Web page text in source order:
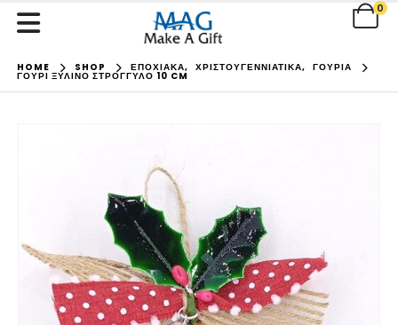
0
HOME SHOP ΕΠΟΧΙΑΚΑ, ΧΡΙΣΤΟΥΓΕΝΝΙΑΤΙΚΑ, ΓΟΥΡΙΑ
ΓΟΎΡΙ ΞΎΛΙΝΟ ΣΤΡΌΓΓΥΛΟ 10 CM